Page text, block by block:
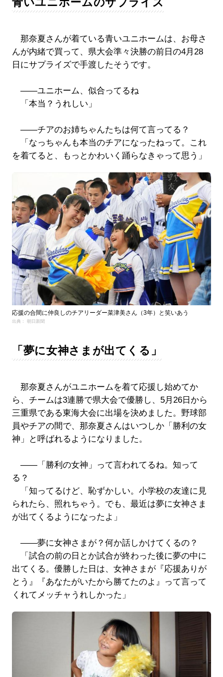
那奈夏さんが着ている青いユニホームは、お母さ
んが内緒で買って、県大会準々決勝の前日の4月28
日にサプライズで手渡したそうです。
――ユニホーム、似合ってるね
「本当？うれしい」
――チアのお姉ちゃんたちは何て言ってる？
「なっちゃんも本当のチアになったねって。これ
を着てると、もっとかわいく踊らなきゃって思う」
応援の合間に仲良しのチアリーダー菜津美さん（3年）と笑いあう
出典： 朝日新聞
「夢に女神さまが出てくる」
那奈夏さんがユニホームを着て応援し始めてか
ら、チームは3連勝で県大会で優勝し、5月26日から
三重県である東海大会に出場を決めました。野球部
員やチアの間で、那奈夏さんはいつしか「勝利の女
神」と呼ばれるようになりました。
――「勝利の女神」って言われてるね。知って
る？
「知ってるけど、恥ずかしい。小学校の友達に見
られたら、照れちゃう。でも、最近は夢に女神さま
が出てくるようになったよ」
――夢に女神さまが？何か話しかけてくるの？
「試合の前の日とか試合が終わった後に夢の中に
出てくる。優勝した日は、女神さまが『応援ありが
とう』『あなたがいたから勝てたのよ』って言って
くれてメッチャうれしかった」